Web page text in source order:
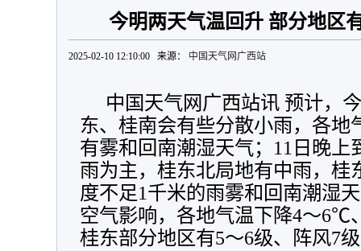
今明两天气温回升 部分地区
2025-02-10 12:10:00 来源： 中国天气网广西站
中国天气网广西站讯 预计，
东、桂南会有些分散小雨，各地
有雾和回南潮湿天气； 11日晚上
雨为主，桂东北局地有中雨， 桂
度不足1千米的雨雾和回南潮湿
空气影响，各地气温下降4～
桂东部分地区有5～6级、阵风7